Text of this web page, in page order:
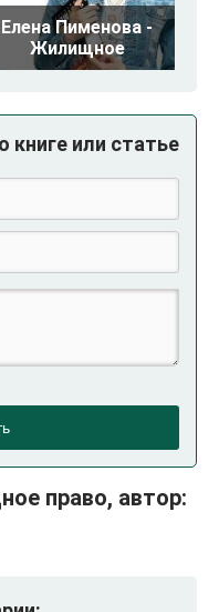
Елена Пименова -
Жилищное
книге или статье
право, автор: